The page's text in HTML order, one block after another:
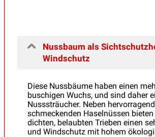
Nussbaum als
Windschutz
Diese Nussbäume haben einen
buschigen Wuchs, und sind daher
Nusssträucher. Neben hervorragend
schmeckenden Haselnüssen
dichten, belaubten Trieben einen
und Windschutz mit hohem